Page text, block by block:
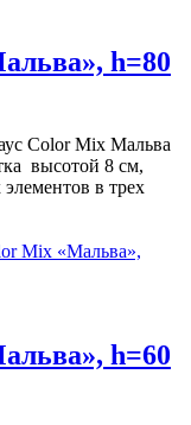
h=80
Color Mix Мальва
высотой 8 см,
в трех
Mix «Мальва»,
h=60